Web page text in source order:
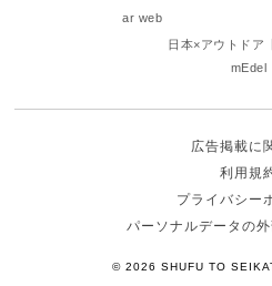
ar web
日本×アウトドア
mEdel
広告掲載に
利用規
プライバシー
パーソナルデータの
© 2026 SHUFU TO